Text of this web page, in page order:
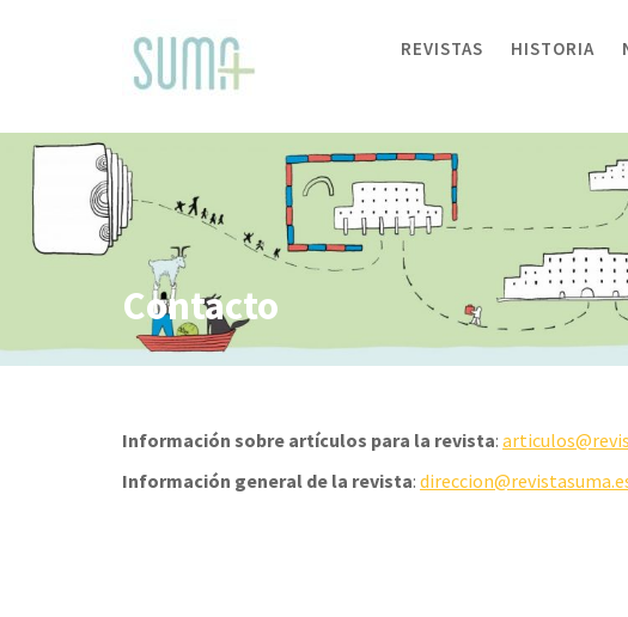
REVISTAS HISTORIA
Contacto
Información sobre artículos para la revista:
Información general de la revista: